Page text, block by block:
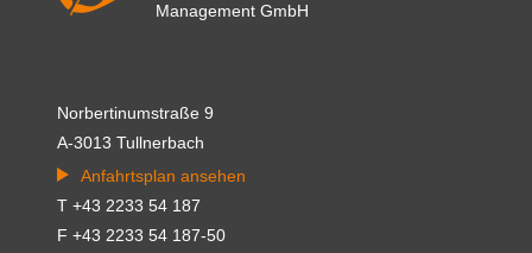
Management GmbH
Norbertinumstraße 9
A-3013 Tullnerbach
Anfahrtsplan ansehen
T +43 2233 54 187
F +43 2233 54 187-50